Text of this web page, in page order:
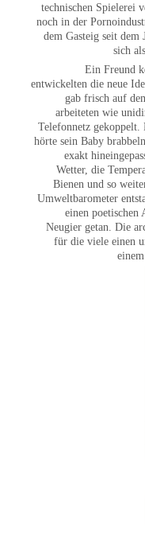
technischen Spielerei
noch in der
dem Gasteig seit dem
sich
Ein Freund
entwickelten die neue
gab frisch auf
arbeiteten wie
Telefonnetz gekoppelt.
hörte sein Baby
exakt
Wetter, die
Bienen und so
Umweltbarometer
einen poetischen
Neugier getan. Die
für die viele einen